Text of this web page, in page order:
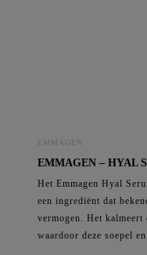
EMMAGEN
EMMAGEN – HYAL
Het Emmagen Hyal
een ingrediënt dat
vermogen. Het kalmeert
waardoor deze soepel